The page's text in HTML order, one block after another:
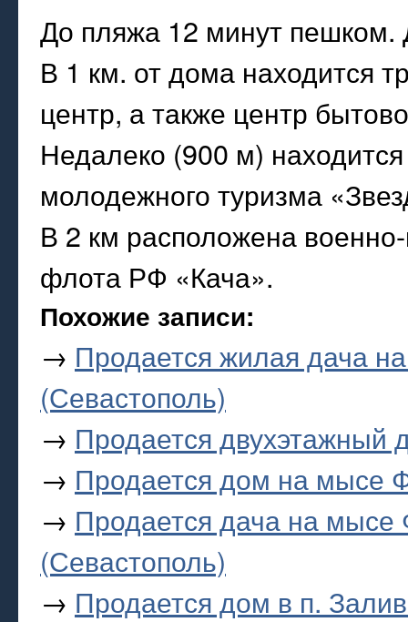
До пляжа 12 минут
В 1 км. от дома находится
центр, а также центр
Недалеко (900 м)
молодежного туризма
В 2 км расположена
флота РФ «Кача».
Похожие записи:
→ Продается жилая дача
(Севастополь)
→ Продается двухэтажный
→ Продается дом на мысе
→ Продается дача на мысе
(Севастополь)
→ Продается дом в п.